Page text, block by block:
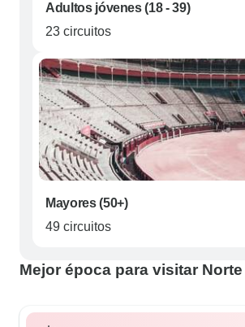
Adultos jóvenes (18 - 39)
23 circuitos
Mayores (50+)
49 circuitos
Mejor época para visitar